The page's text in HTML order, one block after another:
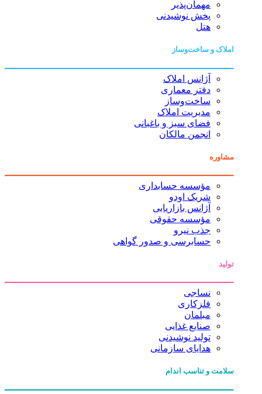
مهمان‌پذیر
پخش نوشیدنی
هتل
املاک و ساخت‌وساز
آژانس املاک
دفتر معماری
ساخت‌وساز
مدیریت املاک
فضای سبز و باغبانی
انجمن مالکان
مشاوره
مؤسسه حسابداری
شریک اودو
آژانس بازاریابی
مؤسسه حقوقی
جذب نیرو
حسابرسی و صدور گواهی
تولید
نساجی
فلزکاری
مبلمان
صنایع غذایی
تولید نوشیدنی
هدایای سازمانی
سلامت و تناسب اندام